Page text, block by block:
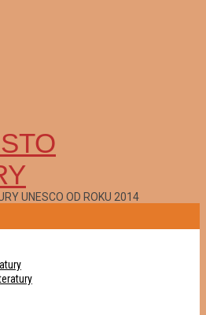
UNESCO OD ROKU 2014